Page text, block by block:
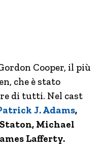
Cooper, il più
che è stato
di tutti. Nel cast
J. Adams,
Michael
Lafferty.